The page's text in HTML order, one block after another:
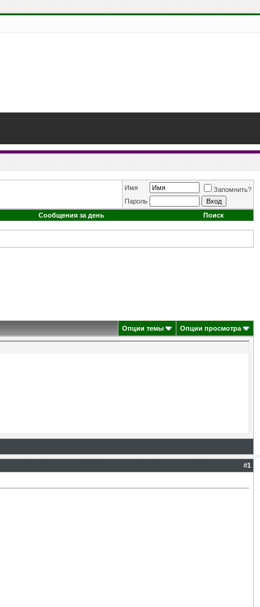
Имя
Запомнить?
Пароль
Сообщения за день Поиск
Опции темы Опции просмотра
#1